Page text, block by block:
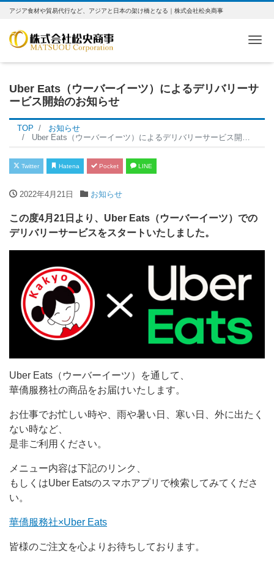
アジア食材や貿易代行など、アジアと日本の架け橋となる｜株式会社松央商事
Uber Eats（ウーバーイーツ）によるデリバリーサ
ービス開始のお知らせ
TOP
お知らせ
Uber Eats（ウーバーイーツ）によるデリバリーサービス開始のお知らせ
Twitter Hatena Pocket LINE
2022年4月21日 お知らせ
この度4月21日より、Uber Eats（ウーバーイーツ）での
デリバリーサービスをスタートいたしました。
Uber Eats（ウーバーイーツ）を通して、
華僑服務社の商品をお届けいたします。
お仕事でお忙しい時や、雨や暑い日、寒い日、外に出たく
ない時など、
是非ご利用ください。
メニュー内容は下記のリンク、
もしくはUber Eatsのスマホアプリで検索してみてくださ
い。
華僑服務社×Uber Eats
皆様のご注文を心よりお待ちしております。